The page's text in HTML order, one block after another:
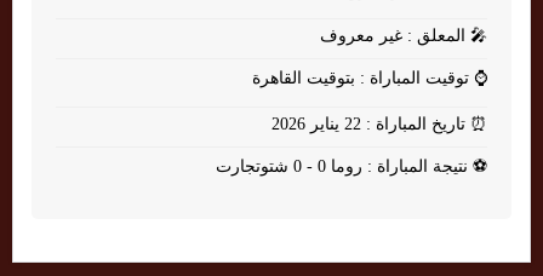
🎤 المعلق : غير معروف
⌚ توقيت المباراة : بتوقيت القاهرة
⏰ تاريخ المباراة : 22 يناير 2026
⚽ نتيجة المباراة : روما 0 - 0 شتوتجارت